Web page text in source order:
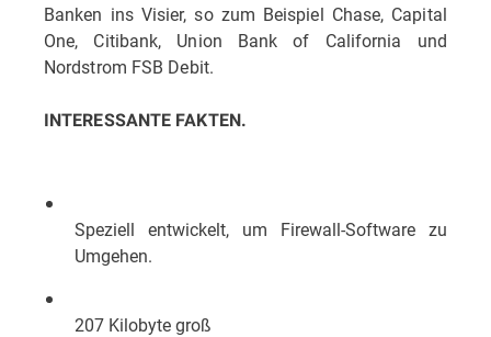
Banken ins Visier, so zum Beispiel Chase, Capital
One, Citibank, Union Bank of California und
Nordstrom FSB Debit.
INTERESSANTE FAKTEN.
Speziell entwickelt, um Firewall-Software zu
Umgehen.
207 Kilobyte groß